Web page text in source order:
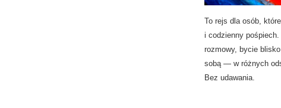
To rejs dla osób,
i codzienny
rozmowy, bycie
sobą — w różnych
Bez udawania.